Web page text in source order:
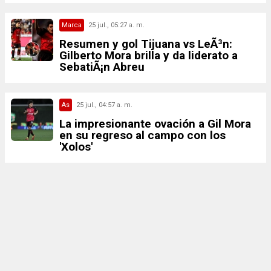
Marca 25 jul., 05:27 a. m.
Resumen y gol Tijuana vs LeÃ³n:
Gilberto Mora brilla y da liderato a
SebatiÃ¡n Abreu
As 25 jul., 04:57 a. m.
La impresionante ovación a Gil Mora
en su regreso al campo con los
'Xolos'